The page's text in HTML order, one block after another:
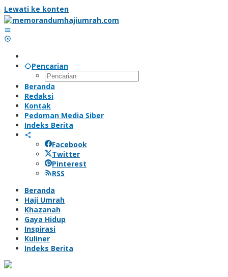
Lewati ke konten
Pencarian
Beranda
Redaksi
Kontak
Pedoman Media Siber
Indeks Berita
Facebook
Twitter
Pinterest
RSS
Beranda
Haji Umrah
Khazanah
Gaya Hidup
Inspirasi
Kuliner
Indeks Berita